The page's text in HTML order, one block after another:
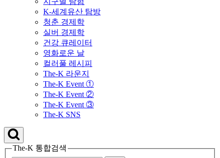
K-세계유산 탐방
청춘 경제학
실버 경제학
건강 큐레이터
영화로운 날
컬러풀 레시피
The-K 라운지
The-K Event ①
The-K Event ②
The-K Event ③
The-K SNS
The-K 통합검색